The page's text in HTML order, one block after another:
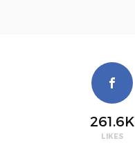
261.6K
LIKES